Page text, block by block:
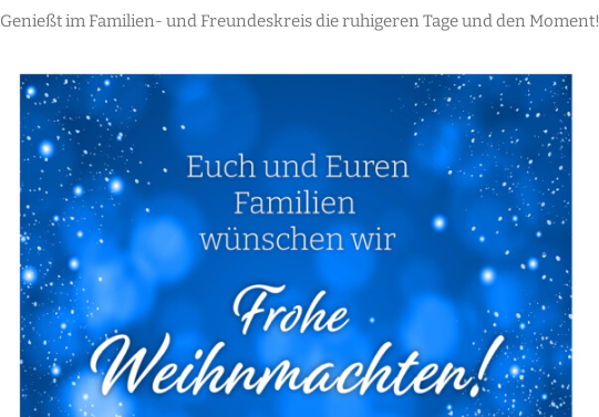
Genießt im Familien- und Freundeskreis die ruhigeren Tage und den Moment!